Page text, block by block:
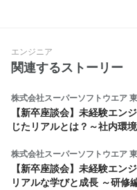
エンジニア
関連するストーリー
株式会社スーパーソフトウエア
【新卒座談会】未経験エン
じたリアルとは？～社内環
株式会社スーパーソフトウエア
【新卒座談会】未経験エン
リアルな学びと成長 ～研修